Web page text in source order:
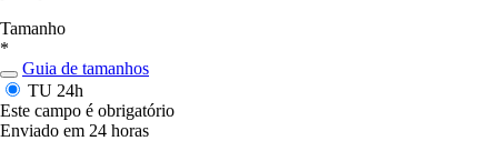
Tamanho
*
Guia de tamanhos
TU 24h
Este campo é obrigatório
Enviado em 24 horas